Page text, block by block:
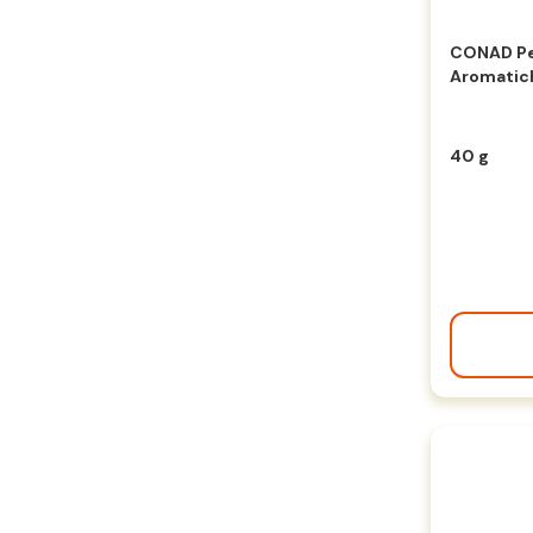
CONAD
40 g